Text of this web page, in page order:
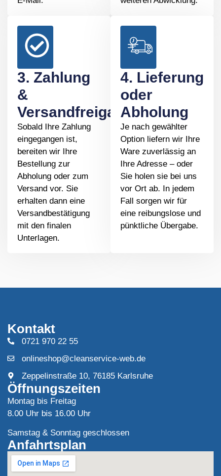
3. Zahlung
&
Versandfreigabe
Sobald Ihre Zahlung
eingegangen ist,
bereiten wir Ihre
Bestellung zur
Abholung oder zum
Versand vor. Sie
erhalten dann eine
Versandbestätigung
mit den finalen
Unterlagen.
4. Lieferung
oder
Abholung
Je nach gewählter
Option liefern wir Ihre
Ware zuverlässig an
Ihre Adresse – oder
Sie holen sie bei uns
vor Ort ab. In jedem
Fall sorgen wir für
eine reibungslose und
pünktliche Übergabe.
Kontakt
0721 970 22 55
onlineshop@cleanservice-web.de
Zeppelinstraße 10, 76185 Karlsruhe
Öffnungszeiten
Montag bis Freitag
8.00 Uhr bis 16.00 Uhr
Samstag & Sonntag geschlossen
Anfahrtsplan